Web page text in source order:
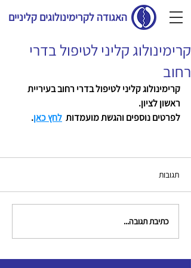
האגודה לקרימינולוגים קליניים
קרימינולוג קליני לטיפול בדרי
רחוב
קרימינולוג קליני לטיפול בדרי רחוב בעיריית
ראשון לציון.
לפרטים נוספים והגשת מועמדות לחץ כאן.
תגובות
כתיבת תגובה...